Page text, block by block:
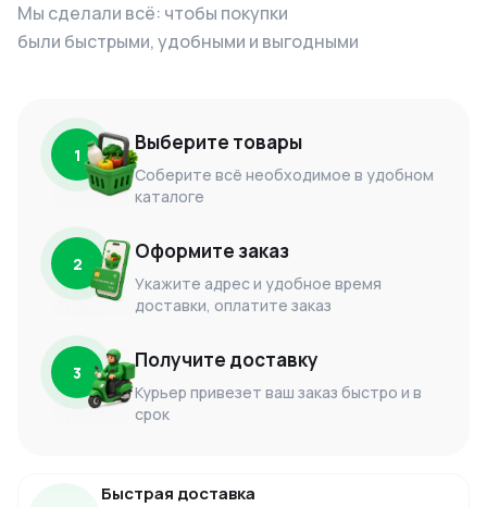
Мы сделали всё: чтобы покупки
были быстрыми, удобными и выгодными
1 Выберите товары
Соберите всё необходимое в удобном
каталоге
2 Оформите заказ
Укажите адрес и удобное время
доставки, оплатите заказ
3 Получите доставку
Курьер привезет ваш заказ быстро и в
срок
Быстрая доставка